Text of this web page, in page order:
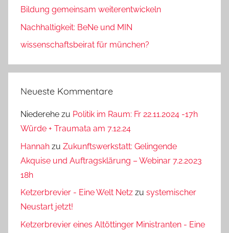
Bildung gemeinsam weiterentwickeln
Nachhaltigkeit: BeNe und MIN
wissenschaftsbeirat für münchen?
Neueste Kommentare
Niederehe zu Politik im Raum: Fr 22.11.2024 -17h
Würde + Traumata am 7.12.24
Hannah zu Zukunftswerkstatt: Gelingende
Akquise und Auftragsklärung – Webinar 7.2.2023
18h
Ketzerbrevier - Eine Welt Netz zu systemischer
Neustart jetzt!
Ketzerbrevier eines Altöttinger Ministranten - Eine